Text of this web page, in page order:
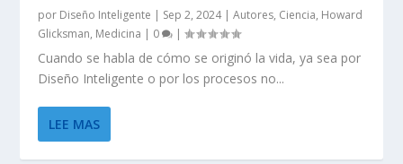
SEGÚN RICHARD DAWKINS, EL ÁRBOL DE LA
VIDA TIENE U...
DAWKINS Y EL DÍA DE DARWIN:
DISTINGUIENDO LA REALI...
EVOLUCIÓN DE LA INFORMACIÓN BIOLÓGICA:
LA DEFINICI...
LA VIDA ES LO MÁS ANTINATURAL DEL
UNIVERSO.
¡CREAMOS LA VIDA! EH, ESPERA UN
MOMENTO…
por Diseño Inteligente | Sep 2, 2024|Autores, Ciencia, Howard
Glicksman, Medicina | 0 |
Cuando se habla de cómo se originó la vida, ya sea por
Diseño Inteligente o por los procesos no...
LEE MAS